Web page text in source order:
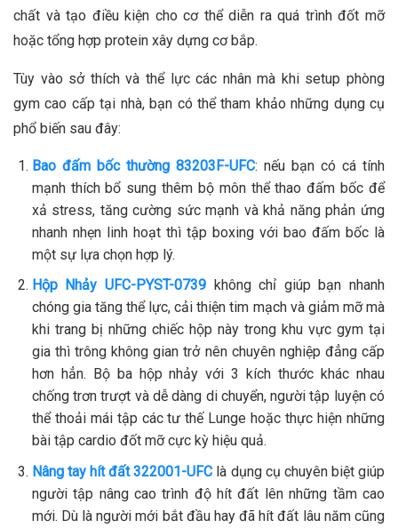
chất và tạo điều kiện cho cơ thể diễn ra quá trình đốt mỡ
hoặc tổng hợp protein xây dựng cơ bắp.
Tùy vào sở thích và thể lực các nhân mà khi setup phòng
gym cao cấp tại nhà, bạn có thể tham khảo những dụng cụ
phổ biến sau đây:
Bao đấm bốc thường 83203F-UFC: nếu bạn có cá tính
mạnh thích bổ sung thêm bộ môn thể thao đấm bốc để
xả stress, tăng cường sức mạnh và khả năng phản ứng
nhanh nhẹn linh hoạt thì tập boxing với bao đấm bốc là
một sự lựa chọn hợp lý.
Hộp Nhảy UFC-PYST-0739 không chỉ giúp bạn nhanh
chóng gia tăng thể lực, cải thiện tim mạch và giảm mỡ mà
khi trang bị những chiếc hộp này trong khu vực gym tại
gia thì trông không gian trở nên chuyên nghiệp đẳng cấp
hơn hẳn. Bộ ba hộp nhảy với 3 kích thước khác nhau
chống trơn trượt và dễ dàng di chuyển, người tập luyện có
thể thoải mái tập các tư thế Lunge hoặc thực hiện những
bài tập cardio đốt mỡ cực kỳ hiệu quả.
Nâng tay hít đất 322001-UFC là dụng cụ chuyên biệt giúp
người tập nâng cao trình độ hít đất lên những tầm cao
mới. Dù là người mới bắt đầu hay đã hít đất lâu năm cũng